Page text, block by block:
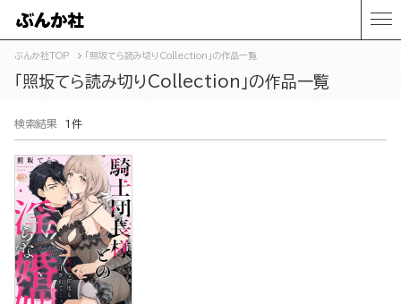
ぶんか社TOP 「照坂てら読み切りCollection」の作品一覧
「照坂てら読み切りCollection」の作品一覧
検索結果 1件